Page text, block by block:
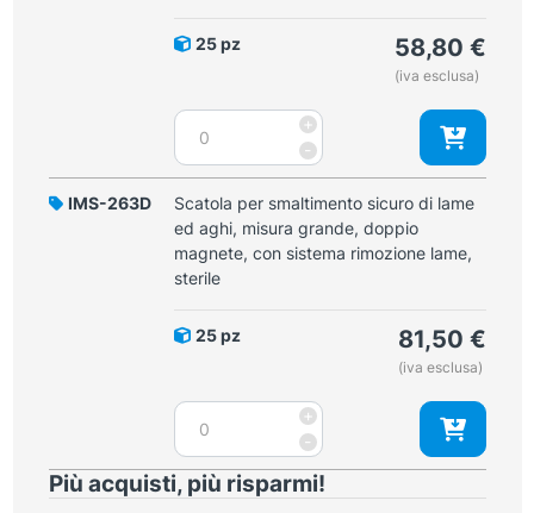
media,
con
sistema
rimozione
lame,
sterile
quantità
25 pz 58,80 €
(iva esclusa)
-
Scatola
smaltimento
sicuro
di
lame
ed
media,
dotato
di
magnete
ed
+
IMS-263D
Scatola per smaltimento sicuro di lame
ed aghi, misura grande, doppio
magnete, con sistema rimozione lame,
sterile
25 pz 81,50 €
(iva esclusa)
-
Scatola
smaltimento
sicuro
+
Più acquisti, più risparmi!